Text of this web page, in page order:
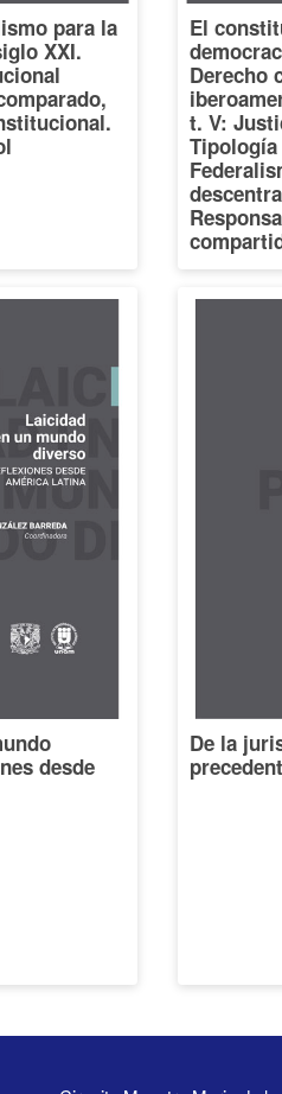
para la
XXI.
El
Derecho
t. V:
Tipología
desde
De la